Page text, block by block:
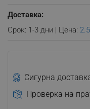
Доставка:
Срок: 1-3 дни | Цена:
Сигурна
Проверка на